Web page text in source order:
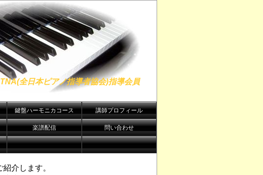
全日本ピアノ指導者協会)指導会員
鍵盤ハーモニカコース 講師プロフィール
楽譜配信 問い合わせ
介します。